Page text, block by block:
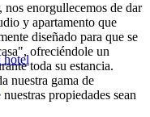
hotel
enorgullecemos de dar
y apartamento que
diseñado para que se
ofreciéndole un
toda su estancia.
nuestra gama de
propiedades sean